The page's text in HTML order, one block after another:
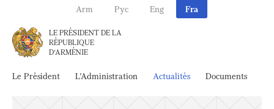
Arm Рус Eng Fra
LE PRÉSIDENT DE LA
RÉPUBLIQUE
D'ARMÉNIE
Le Président L'Administration Actualités Documents